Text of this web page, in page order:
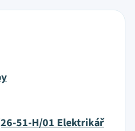
51-H/01 Elektrikář